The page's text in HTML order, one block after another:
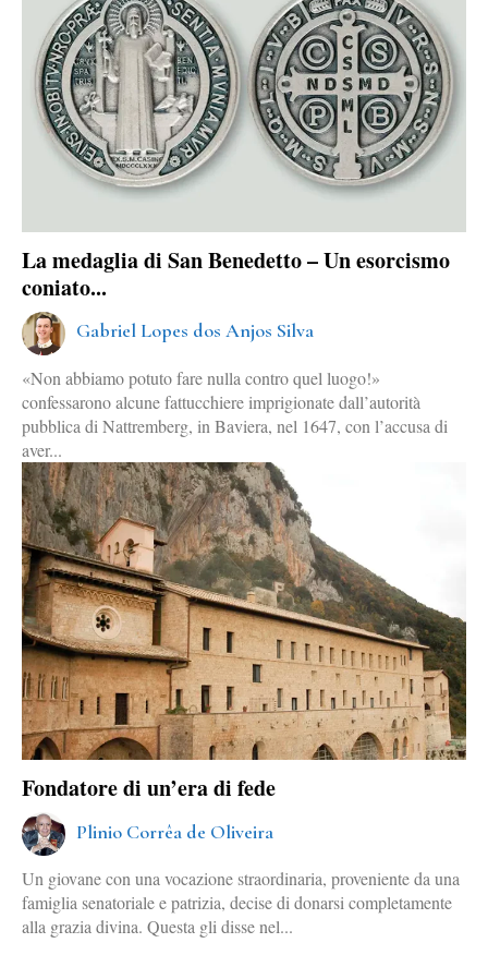
La medaglia di San Benedetto – Un esorcismo
coniato...
Gabriel Lopes dos Anjos Silva
«Non abbiamo potuto fare nulla contro quel luogo!»
confessarono alcune fattucchiere imprigionate dall’autorità
pubblica di Nattremberg, in Baviera, nel 1647, con l’accusa di
aver...
Fondatore di un’era di fede
Plinio Corrêa de Oliveira
Un giovane con una vocazione straordinaria, proveniente da una
famiglia senatoriale e patrizia, decise di donarsi completamente
alla grazia divina. Questa gli disse nel...